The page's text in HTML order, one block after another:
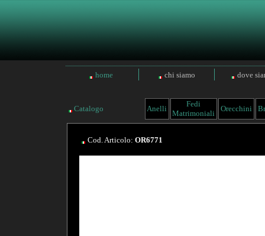
home chi siamo dove
Catalogo Anelli
Fedi
Matrimoniali
Orecchini
Cod. Articolo: OR6771